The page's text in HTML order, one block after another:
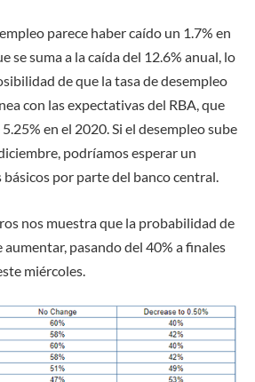
parece haber caído un 1.7% en
se suma a la caída del 12.6% anual, lo
de que la tasa de desempleo
con las expectativas del RBA, que
en el 2020. Si el desempleo sube
podríamos esperar un
por parte del banco central.
nos muestra que la probabilidad de
pasando del 40% a finales
miércoles.